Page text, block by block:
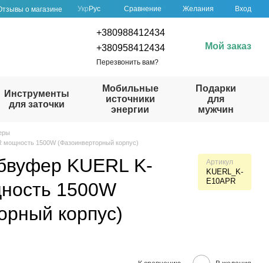
о магазине
Укр Рус Сравнение Желания Вход
+380988412434
+380958412434
Перезвонить вам?
Мой заказ
Инструменты
для заточки
Мобильные
источники
энергии
Подарки
для
мужчин
1500W (Фазоинверторный корпус)
KUERL K-
1500W
корпус)
Артикул
KUERL_K-
E10APR